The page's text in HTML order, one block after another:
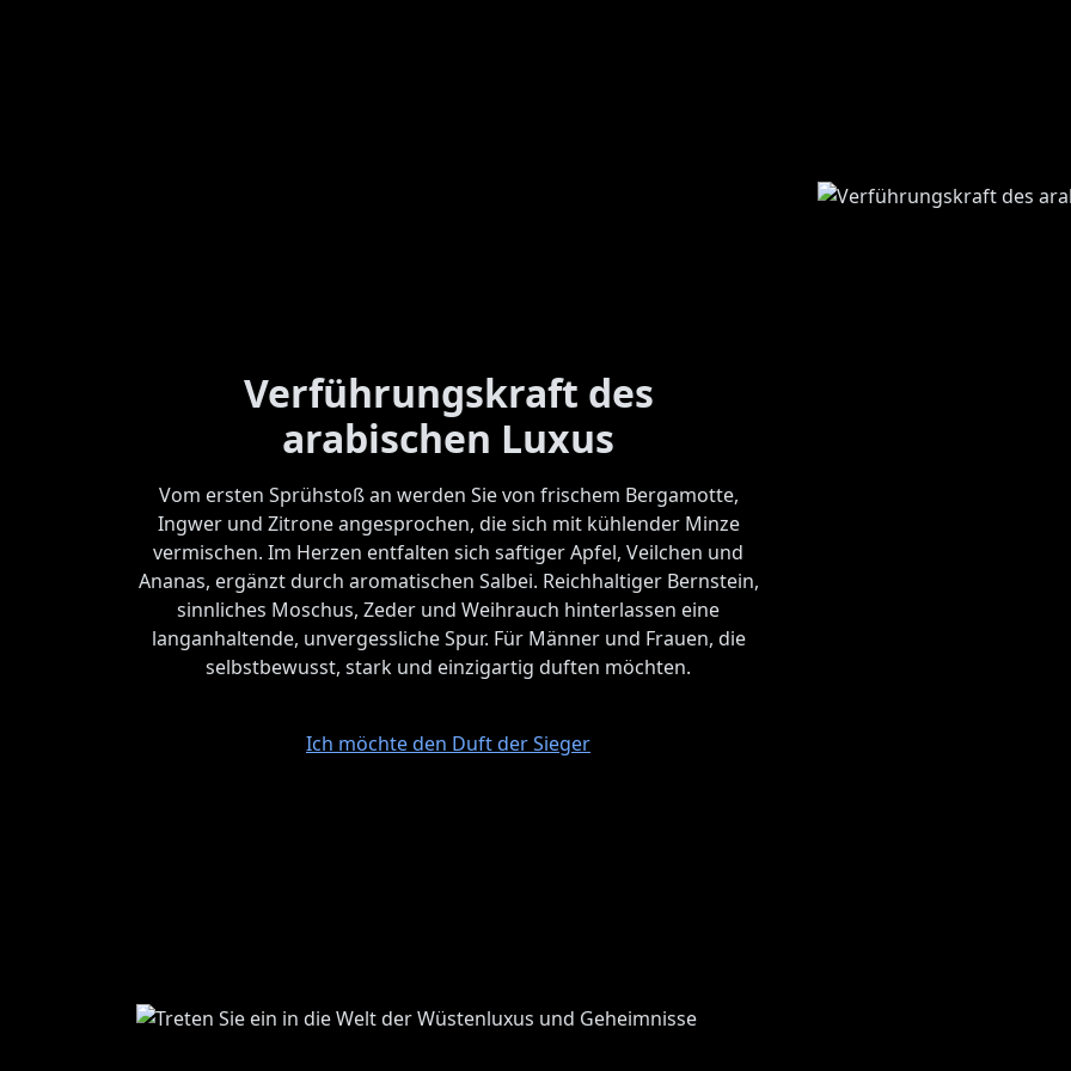
Verführungskraft des
arabischen Luxus
Vom ersten Sprühstoß an werden Sie von frischem Bergamotte,
Ingwer und Zitrone angesprochen, die sich mit kühlender Minze
vermischen. Im Herzen entfalten sich saftiger Apfel, Veilchen und
Ananas, ergänzt durch aromatischen Salbei. Reichhaltiger Bernstein,
sinnliches Moschus, Zeder und Weihrauch hinterlassen eine
langanhaltende, unvergessliche Spur. Für Männer und Frauen, die
selbstbewusst, stark und einzigartig duften möchten.
Ich möchte den Duft der Sieger